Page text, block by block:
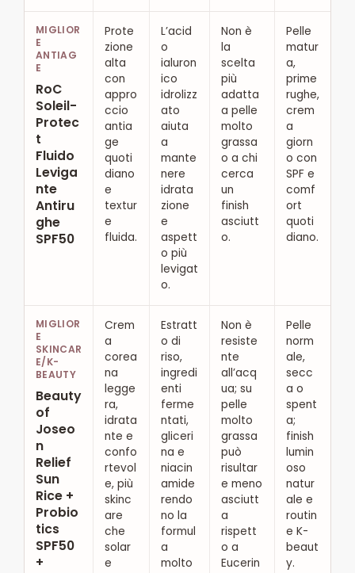
MIGLIOR
E
ANTIAG
E
RoC
Soleil-
Protec
t
Fluido
Leviga
nte
Antiru
ghe
SPF50
Prote
zione
alta
con
appro
ccio
antia
ge
quoti
diano
e
textur
e
fluida.
L’acid
o
ialuron
ico
idrolizz
ato
aiuta
a
mante
nere
idrata
zione
e
aspett
o più
levigat
o.
Non è
la
scelta
più
adatta
a pelle
molto
grassa
o a chi
cerca
un
finish
asciutt
o.
Pelle
matur
a,
prime
rughe,
crem
a
giorn
o con
SPF e
comf
ort
quoti
diano.
MIGLIOR
E
SKINCAR
E/K-
BEAUTY
Beauty
of
Joseo
n
Relief
Sun
Rice +
Probio
tics
SPF50
+
Crem
a
corea
na
legge
ra,
idrata
nte e
confo
rtevol
e, più
skinc
are
che
solar
e
Estratt
o di
riso,
ingredi
enti
ferme
ntati,
gliceri
na e
niacin
amide
rendo
no la
formul
a
molto
Non è
resiste
nte
all’acq
ua; su
pelle
molto
grassa
può
risultar
e meno
asciutt
a
rispett
o a
Eucerin
Pelle
norm
ale,
secc
a o
spent
a;
finish
lumin
oso
natur
ale e
routin
e K-
beaut
y.